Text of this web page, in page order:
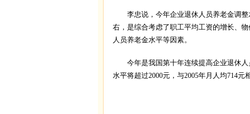
李忠说，今年企业退休人员养老金调整
右，是综合考虑了职工平均工资的增长、
人员养老金水平等因素。
今年是我国第十年连续提高企业退休人
水平将超过2000元，与2005年月人均714元